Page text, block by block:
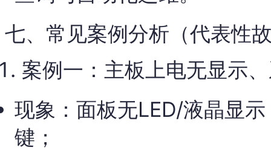
七、常见案例分析（代表性
案例一：主板上电无显示
现象：面板无LED/液晶显
键；